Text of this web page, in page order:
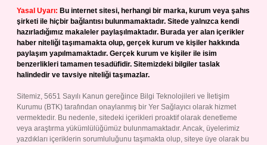
Yasal Uyarı: Bu internet sitesi, herhangi bir marka, kurum veya şahıs
şirketi ile hiçbir bağlantısı bulunmamaktadır. Sitede yalnızca kendi
hazırladığımız makaleler paylaşılmaktadır. Burada yer alan içerikler
haber niteliği taşımamakta olup, gerçek kurum ve kişiler hakkında
paylaşım yapılmamaktadır. Gerçek kurum ve kişiler ile isim
benzerlikleri tamamen tesadüfidir. Sitemizdeki bilgiler taslak
halindedir ve tavsiye niteliği taşımazlar.
Sitemiz, 5651 Sayılı Kanun gereğince Bilgi Teknolojileri ve İletişim
Kurumu (BTK) tarafından onaylanmış bir Yer Sağlayıcı olarak hizmet
vermektedir. Bu nedenle, sitedeki içerikleri proaktif olarak denetleme
veya araştırma yükümlülüğümüz bulunmamaktadır. Ancak, üyelerimiz
yazdıkları içeriklerin sorumluluğunu taşımakta olup, siteye üye olarak bu